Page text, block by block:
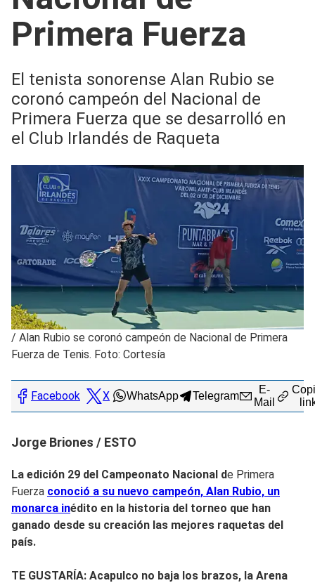
Primera Fuerza
El tenista sonorense Alan Rubio se
coronó campeón del Nacional de
Primera Fuerza que se desarrolló en
el Club Irlandés de Raqueta
/ Alan Rubio se coronó campeón de Nacional de Primera
Fuerza de Tenis. Foto: Cortesía
Facebook X WhatsApp Telegram
E-
Mail
Jorge Briones / ESTO
La edición 29 del Campeonato Nacional de Primera
Fuerza conoció a su nuevo campeón, Alan Rubio, un
monarca inédito en la historia del torneo que han
ganado desde su creación las mejores raquetas del
país.
TE GUSTARÍA: Acapulco no baja los brazos, la Arena